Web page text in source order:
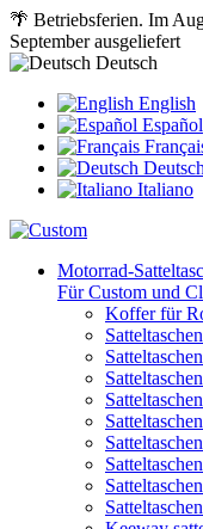
🌴 Betriebsferien. Im
September ausgeliefert
Deutsch
English
Español
Deutsch
Italiano
Motorrad-
Für Custom und
Koffer für